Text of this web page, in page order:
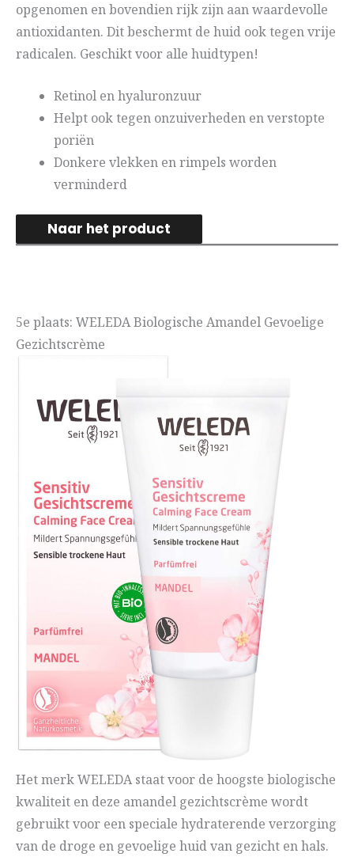
opgenomen en bovendien rijk zijn aan waardevolle
antioxidanten. Dit beschermt de huid ook tegen vrije
radicalen. Geschikt voor alle huidtypen!
Retinol en hyaluronzuur
Helpt ook tegen onzuiverheden en verstopte
poriën
Donkere vlekken en rimpels worden
verminderd
Naar het product
5e plaats: WELEDA Biologische Amandel Gevoelige
Gezichtscrème
Het merk WELEDA staat voor de hoogste biologische
kwaliteit en deze amandel gezichtscrème wordt
gebruikt voor een speciale hydraterende verzorging
van de droge en gevoelige huid van gezicht en hals.